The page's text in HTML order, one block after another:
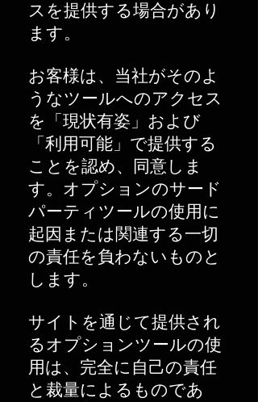
スを提供する場合があり
ます。
お客様は、当社がそのよ
うなツールへのアクセス
を「現状有姿」および
「利用可能」で提供する
ことを認め、同意しま
す。オプションのサード
パーティツールの使用に
起因または関連する一切
の責任を負わないものと
します。
サイトを通じて提供され
るオプションツールの使
用は、完全に自己の責任
と裁量によるものであ